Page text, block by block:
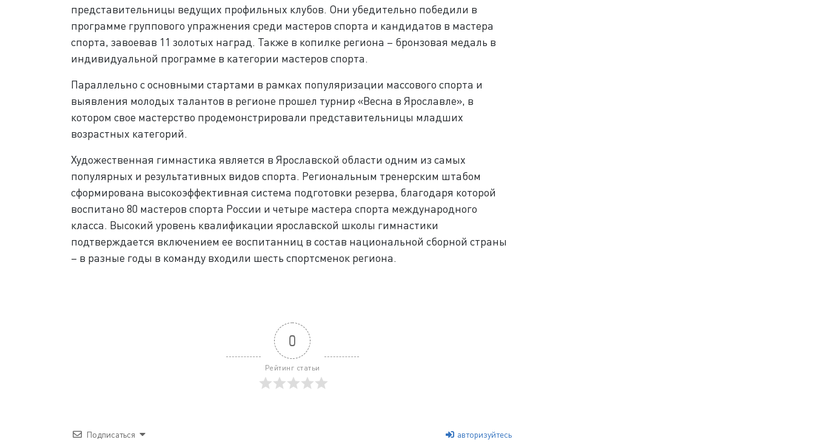
представительницы ведущих профильных клубов. Они убедительно победили в
программе группового упражнения среди мастеров спорта и кандидатов в мастера
спорта, завоевав 11 золотых наград. Также в копилке региона – бронзовая медаль в
индивидуальной программе в категории мастеров спорта.
Параллельно с основными стартами в рамках популяризации массового спорта и
выявления молодых талантов в регионе прошел турнир «Весна в Ярославле», в
котором свое мастерство продемонстрировали представительницы младших
возрастных категорий.
Художественная гимнастика является в Ярославской области одним из самых
популярных и результативных видов спорта. Региональным тренерским штабом
сформирована высокоэффективная система подготовки резерва, благодаря которой
воспитано 80 мастеров спорта России и четыре мастера спорта международного
класса. Высокий уровень квалификации ярославской школы гимнастики
подтверждается включением ее воспитанниц в состав национальной сборной страны
– в разные годы в команду входили шесть спортсменок региона.
0
Рейтинг статьи
Подписаться авторизуйтесь